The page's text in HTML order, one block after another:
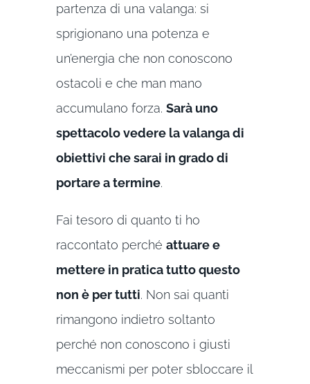
partenza di una valanga: si
sprigionano una potenza e
un’energia che non conoscono
ostacoli e che man mano
accumulano forza. Sarà uno
spettacolo vedere la valanga di
obiettivi che sarai in grado di
portare a termine.
Fai tesoro di quanto ti ho
raccontato perché attuare e
mettere in pratica tutto questo
non è per tutti. Non sai quanti
rimangono indietro soltanto
perché non conoscono i giusti
meccanismi per poter sbloccare il